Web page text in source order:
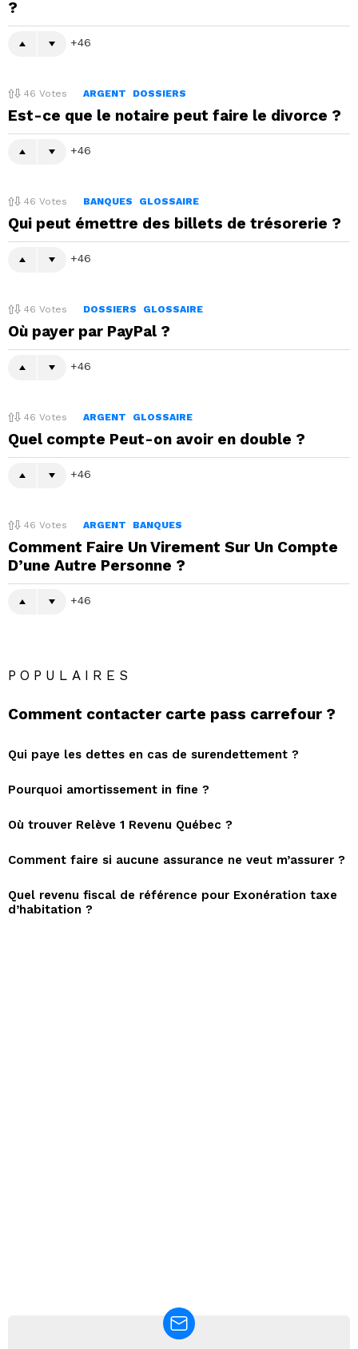
?
46
46 Votes ARGENT DOSSIERS
Est-ce que le notaire peut faire le divorce ?
46
46 Votes BANQUES GLOSSAIRE
Qui peut émettre des billets de trésorerie ?
46
46 Votes DOSSIERS GLOSSAIRE
Où payer par PayPal ?
46
46 Votes ARGENT GLOSSAIRE
Quel compte Peut-on avoir en double ?
46
46 Votes ARGENT BANQUES
Comment Faire Un Virement Sur Un Compte
D’une Autre Personne ?
46
POPULAIRES
Comment contacter carte pass carrefour ?
Qui paye les dettes en cas de surendettement ?
Pourquoi amortissement in fine ?
Où trouver Relève 1 Revenu Québec ?
Comment faire si aucune assurance ne veut m’assurer ?
Quel revenu fiscal de référence pour Exonération taxe
d’habitation ?